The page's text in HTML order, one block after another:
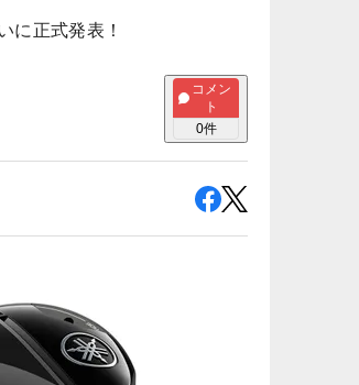
に正式発表！
コメン
ト
0件